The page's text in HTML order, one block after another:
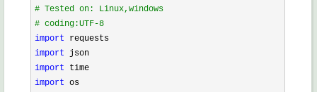
# Tested on: Linux,windows
# coding:UTF-8
import
import
import
import